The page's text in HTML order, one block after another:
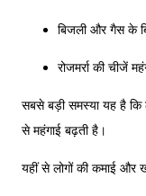
बिजली और गैस के
रोजमर्रा की चीजें
सबसे बड़ी समस्या यह है कि
से महंगाई बढ़ती है।
यहीं से लोगों की कमाई और